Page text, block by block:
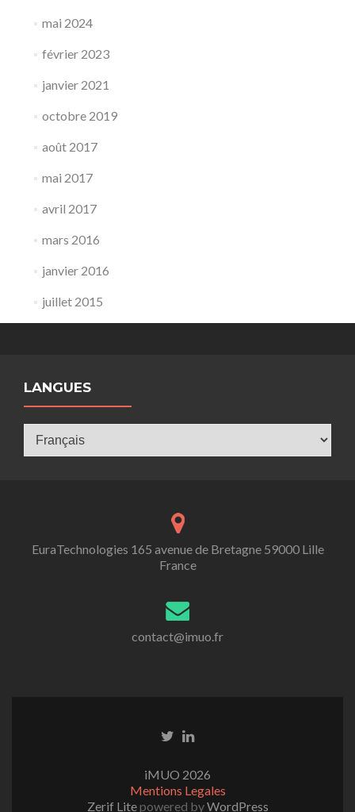
mai 2024
février 2023
janvier 2021
octobre 2019
août 2017
mai 2017
avril 2017
mars 2016
janvier 2016
juillet 2015
LANGUES
EuraTechnologies 165 avenue de Bretagne 59000 Lille
France
contact@imuo.fr
iMUO 2026
Mentions Legales
Zerif Litepowered byWordPress